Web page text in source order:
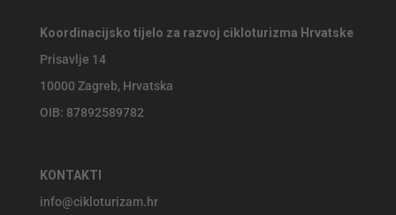
Koordinacijsko tijelo za razvoj cikloturizma Hrvatske
Prisavlje 14
10000 Zagreb, Hrvatska
OIB: 87892589782
KONTAKTI
info@cikloturizam.hr